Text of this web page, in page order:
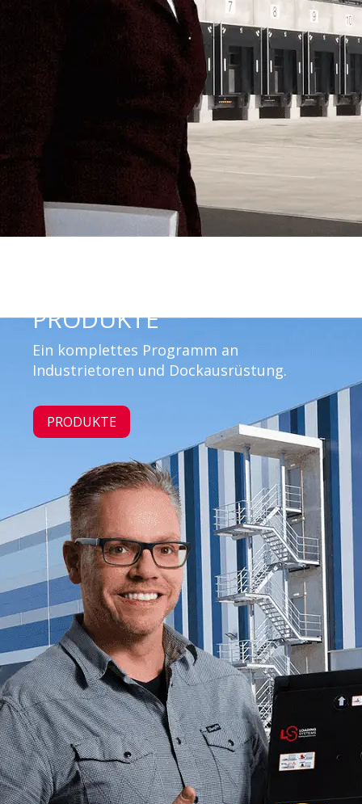
PRODUKTE
Ein komplettes Programm an
Industrietoren und Dockausrüstung.
PRODUKTE